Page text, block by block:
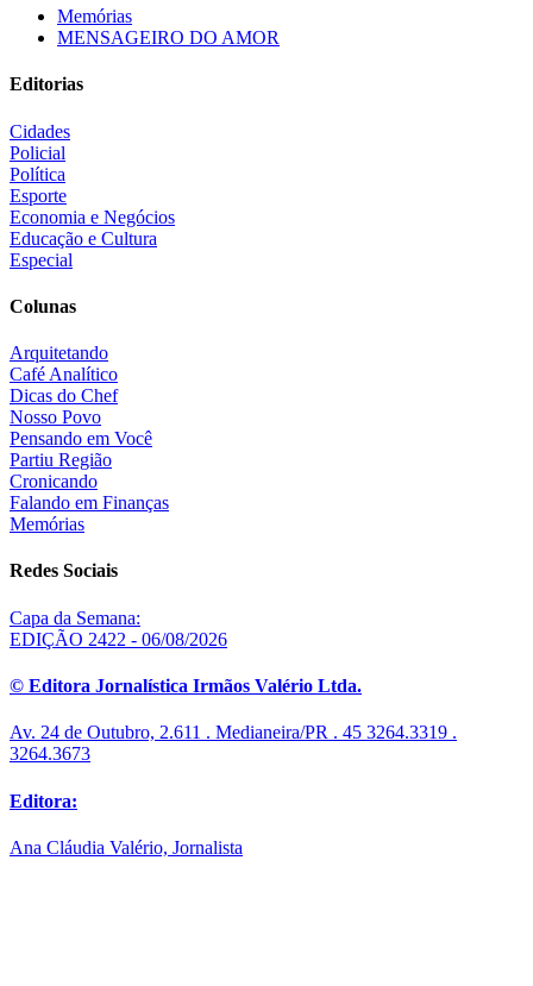
Memórias
MENSAGEIRO DO AMOR
Editorias
Cidades
Policial
Política
Esporte
Economia e Negócios
Educação e Cultura
Especial
Colunas
Arquitetando
Café Analítico
Dicas do Chef
Nosso Povo
Pensando em Você
Partiu Região
Cronicando
Falando em Finanças
Memórias
Redes Sociais
Capa da Semana:
EDIÇÃO 2422 - 06/08/2026
© Editora Jornalística Irmãos Valério Ltda.
Av. 24 de Outubro, 2.611 . Medianeira/PR . 45 3264.3319 .
3264.3673
Editora:
Ana Cláudia Valério, Jornalista